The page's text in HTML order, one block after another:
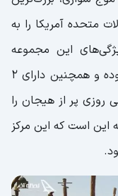
متحده آمریکا را به
این مجموعه
داشتن آبشار ۱۸ متری در ورودی پارک بوده و همچنین دارای ۲
آبی روزی پر از هیجان را
این است که این مرکز